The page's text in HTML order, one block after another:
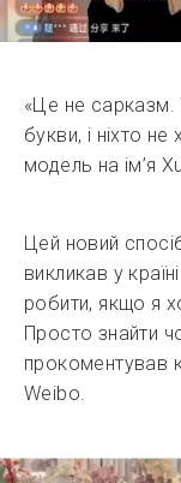
«Це не сарказм.
букви, і ніхто
модель на ім’я
Цей новий
викликав у
робити, якщо я
Просто знайти
прокоментував
Weibo.